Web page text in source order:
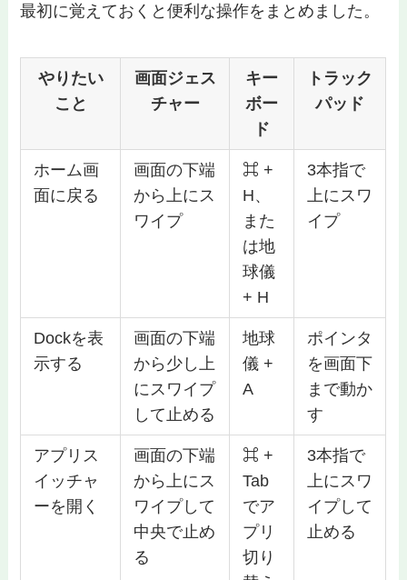
最初に覚えておくと便利な操作をまとめました。
やりたい
こと
画面ジェス
チャー
キー
ボー
ド
トラック
パッド
ホーム画
面に戻る
画面の下端
から上にス
ワイプ
⌘ +
H、
また
は地
球儀
+ H
3本指で
上にスワ
イプ
Dockを表
示する
画面の下端
から少し上
にスワイプ
して止める
地球
儀 +
A
ポインタ
を画面下
まで動か
す
アプリス
イッチャ
ーを開く
画面の下端
から上にス
ワイプして
中央で止め
る
⌘ +
Tab
でア
プリ
切り
3本指で
上にスワ
イプして
止める